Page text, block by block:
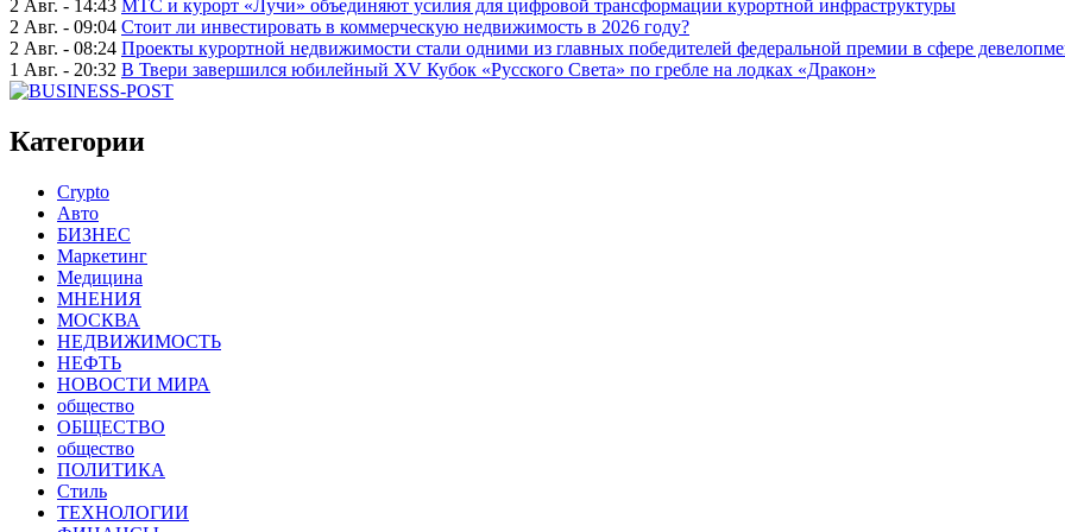
2 Авг. - 14:43 МТС и курорт «Лучи» объединяют усилия для цифровой трансформации курортной инфраструктуры
2 Авг. - 09:04 Стоит ли инвестировать в коммерческую недвижимость в 2026 году?
2 Авг. - 08:24 Проекты курортной недвижимости стали одними из главных победителей федеральной премии в сфере
1 Авг. - 20:32 В Твери завершился юбилейный XV Кубок «Русского Света» по гребле на лодках «Дракон»
Категории
Crypto
Авто
БИЗНЕС
Маркетинг
Медицина
МНЕНИЯ
МОСКВА
НЕДВИЖИМОСТЬ
НЕФТЬ
НОВОСТИ МИРА
общество
ОБЩЕСТВО
общество
ПОЛИТИКА
Стиль
ТЕХНОЛОГИИ